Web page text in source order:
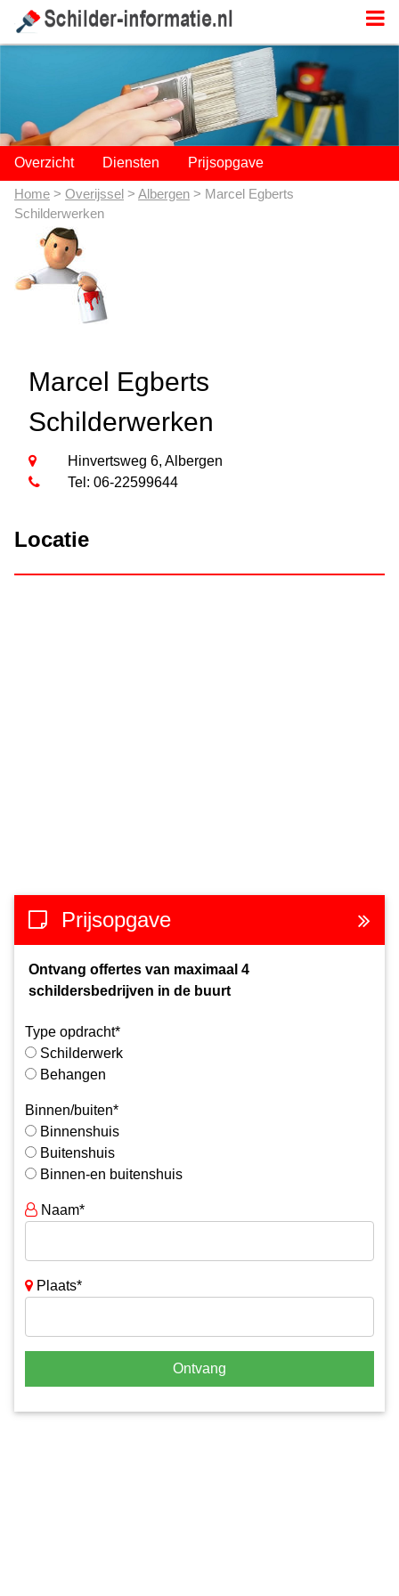
Overzicht Diensten Prijsopgave
Home > Overijssel > Albergen > Marcel Egberts
Schilderwerken
Marcel Egberts
Schilderwerken
Hinvertsweg 6, Albergen
Tel: 06-22599644
Locatie
Prijsopgave
Ontvang offertes van maximaal 4
schildersbedrijven in de buurt
Type opdracht*
Schilderwerk
Behangen
Binnen/buiten*
Binnenshuis
Buitenshuis
Binnen-en buitenshuis
Naam*
Plaats*
Ontvang